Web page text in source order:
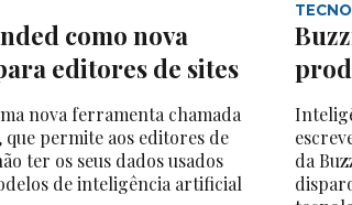
como nova
editores de sites
nova ferramenta chamada
permite aos editores de
ter os seus dados usados
de inteligência artificial
da